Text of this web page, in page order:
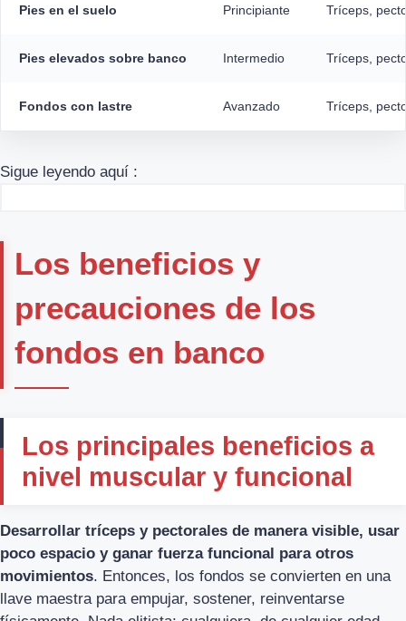
Pies en el suelo Principiante Tríceps,
Pies elevados sobre banco Intermedio Tríceps,
Fondos con lastre Avanzado Tríceps,
Sigue leyendo aquí :
Los beneficios y
precauciones de los
fondos en banco
Los principales beneficios a
nivel muscular y funcional
Desarrollar tríceps y pectorales de manera visible, usar
poco espacio y ganar fuerza funcional para otros
movimientos. Entonces, los fondos se convierten en una
llave maestra para empujar, sostener, reinventarse